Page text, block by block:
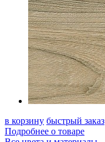
в корзину быстрый заказ
Подробнее о товаре